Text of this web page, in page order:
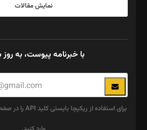
نمایش مقالات
با خبرنامه پیوست، به روز